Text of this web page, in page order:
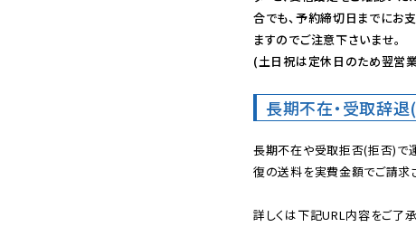
合でも、予約締切日までにお
ますのでご注意下さいませ。
(土日祝は定休日のため翌営
長期不在・受取辞
長期不在や受取拒否(拒否)で
復の送料を実費金額でご請求